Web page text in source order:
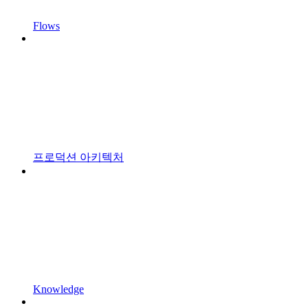
Flows
프로덕션 아키텍처
Knowledge